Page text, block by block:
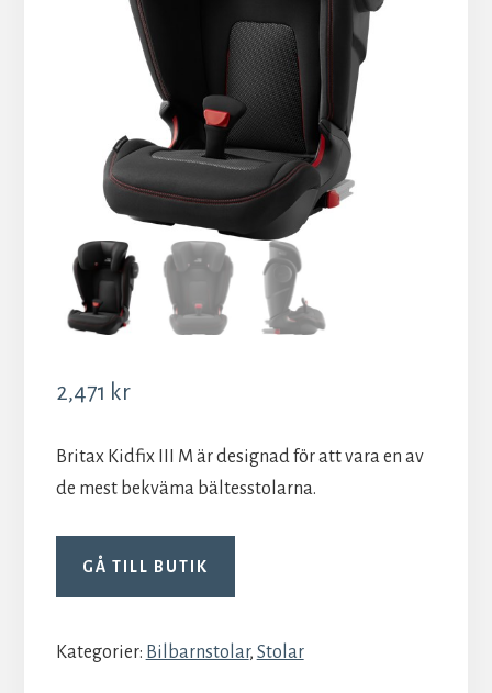
2,471 kr
Britax Kidfix III M är designad för att vara en av
de mest bekväma bältesstolarna.
GÅ TILL BUTIK
Kategorier: Bilbarnstolar, Stolar